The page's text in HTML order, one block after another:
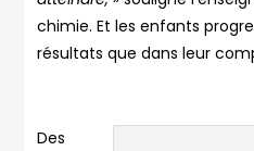
chimie. Et les enfants
résultats que dans leur
Des